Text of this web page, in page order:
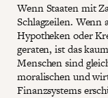
Wenn Staaten mit
Schlagzeilen.
Hypotheken oder
geraten, ist das
Menschen sind
moralischen und
Finanzsystems